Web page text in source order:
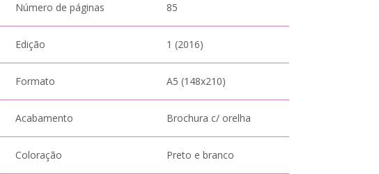
Número de páginas 85
Edição 1 (2016)
Formato A5 (148x210)
Acabamento Brochura c/ orelha
Coloração Preto e branco